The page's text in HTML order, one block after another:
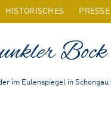
HISTORISCHES PRESSE
Bock
im Eulenspiegel in Schongau